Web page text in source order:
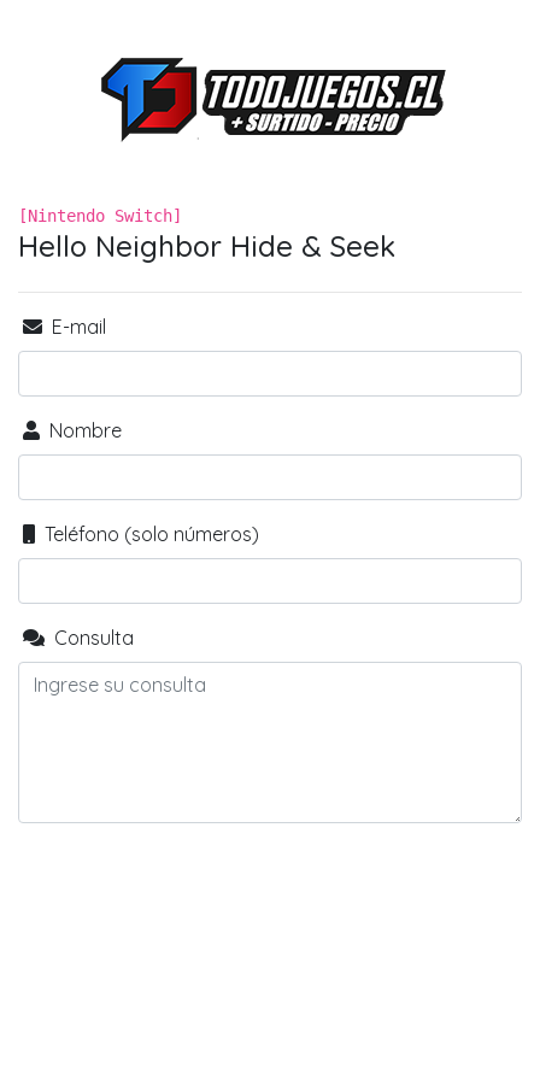
[Nintendo Switch]
Hello Neighbor Hide & Seek
E-mail
Nombre
Teléfono (solo números)
Consulta